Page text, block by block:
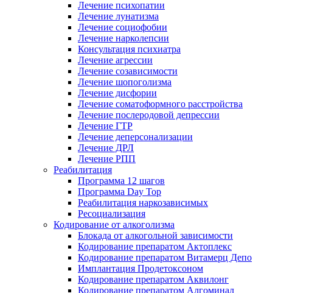
Лечение психопатии
Лечение лунатизма
Лечение социофобии
Лечение нарколепсии
Консультация психиатра
Лечение агрессии
Лечение созависимости
Лечение шопоголизма
Лечение дисфории
Лечение соматоформного расстройства
Лечение послеродовой депрессии
Лечение ГТР
Лечение деперсонализации
Лечение ДРЛ
Лечение РПП
Реабилитация
Программа 12 шагов
Программа Day Top
Реабилитация наркозависимых
Ресоциализация
Кодирование от алкоголизма
Блокада от алкогольной зависимости
Кодирование препаратом Актоплекс
Кодирование препаратом Витамерц Депо
Имплантация Продетоксоном
Кодирование препаратом Аквилонг
Кодирование препаратом Алгоминал